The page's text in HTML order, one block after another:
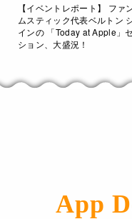
【イベントレポート】 ファ
ムスティック代表ベルトン
インの 「Today at Apple」
ション、大盛況！
App